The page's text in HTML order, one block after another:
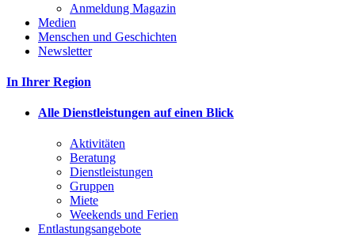
Anmeldung Magazin
Medien
Menschen und Geschichten
Newsletter
In Ihrer Region
Alle Dienstleistungen auf einen Blick
Aktivitäten
Beratung
Dienstleistungen
Gruppen
Miete
Weekends und Ferien
Entlastungsangebote